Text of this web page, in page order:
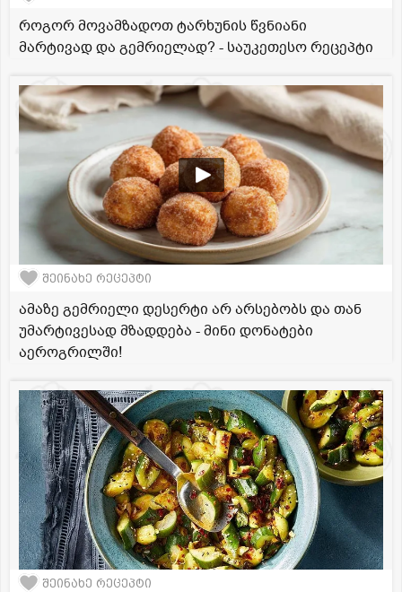
როგორ მოვამზადოთ ტარხუნის წვნიანი
მარტივად და გემრიელად? - საუკეთესო რეცეპტი
შეინახე რეცეპტი
ამაზე გემრიელი დესერტი არ არსებობს და თან
უმარტივესად მზადდება - მინი დონატები
აეროგრილში!
შეინახე რეცეპტი